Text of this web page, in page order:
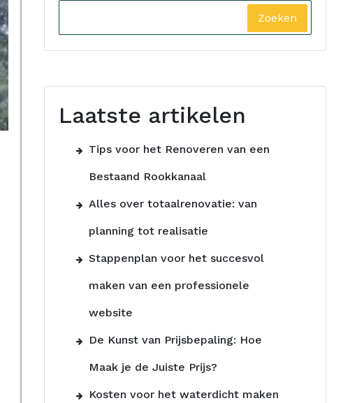
Zoeken
Laatste artikelen
Tips voor het Renoveren van een
Bestaand Rookkanaal
Alles over totaalrenovatie: van
planning tot realisatie
Stappenplan voor het succesvol
maken van een professionele
website
De Kunst van Prijsbepaling: Hoe
Maak je de Juiste Prijs?
Kosten voor het waterdicht maken